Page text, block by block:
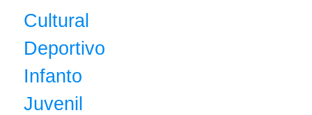
Cultural
Deportivo
Infanto
Juvenil